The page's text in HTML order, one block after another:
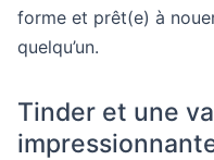
forme et prêt(e) à
quelqu’un.
Tinder et une